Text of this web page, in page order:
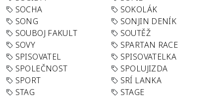
SOCHA
SOKOLÁK
SONG
SONJIN DENÍK
SOUBOJ FAKULT
SOUTĚŽ
SOVY
SPARTAN RACE
SPISOVATEL
SPISOVATELKA
SPOLEČNOST
SPOLUJIZDA
SPORT
SRÍ LANKA
STAG
STAGE